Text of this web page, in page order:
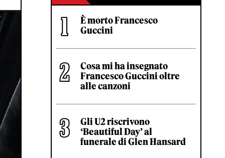
È morto Francesco
Guccini
Cosa mi ha insegnato
Francesco Guccini oltre
alle canzoni
Gli U2 riscrivono
‘Beautiful Day’ al
funerale di Glen Hansard